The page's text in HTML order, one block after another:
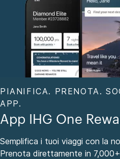
PIANIFICA. PRENOTA.
APP.
App IHG One
Semplifica i tuoi viaggi con la
Prenota direttamente in